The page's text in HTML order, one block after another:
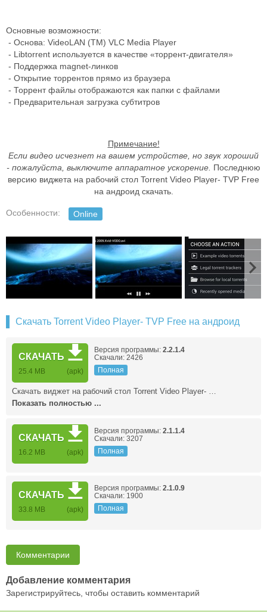
Основные возможности:
- Основа: VideoLAN (TM) VLC Media Player
- Libtorrent используется в качестве «торрент-двигателя»
- Поддержка magnet-линков
- Открытие торрентов прямо из браузера
- Торрент файлы отображаются как папки с файлами
- Предварительная загрузка субтитров
Примечание!
Если видео исчезнет на вашем устройстве, но звук хороший
- пожалуйста, выключите аппаратное ускорение. Последнюю
версию виджета на рабочий стол Torrent Video Player- TVP Free
на андроид скачать.
Особенности: Online
Скачать Torrent Video Player- TVP Free на андроид
СКАЧАТЬ
25.4 MB (apk)
Версия программы: 2.2.1.4
Скачали: 2426
Полная
Скачать виджет на рабочий стол Torrent Video Player- …
Показать полностью ...
СКАЧАТЬ
16.2 MB (apk)
Версия программы: 2.1.1.4
Скачали: 3207
Полная
СКАЧАТЬ
33.8 MB (apk)
Версия программы: 2.1.0.9
Скачали: 1900
Полная
Комментарии
Добавление комментария
Зарегистрируйтесь, чтобы оставить комментарий